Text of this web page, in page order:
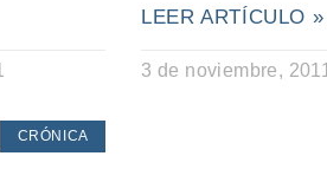
LEER ARTÍCULO »
3 de noviembre, 2011
CRÓNICA